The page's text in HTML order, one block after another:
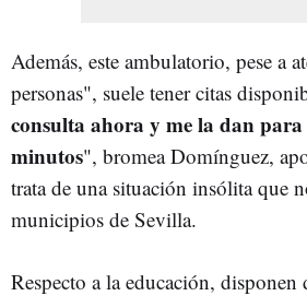
Además, este ambulatorio, pese a
personas", suele tener citas
consulta ahora y me la dan
minutos", bromea Domínguez,
trata de una situación insólita que
municipios de Sevilla.
Respecto a la educación, disponen